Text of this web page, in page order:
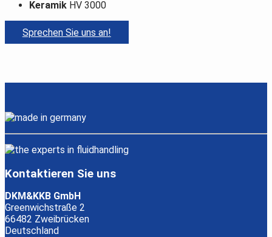
Keramik HV 3000
Sprechen Sie uns an!
Kontaktieren Sie uns
DKM&KKB GmbH
Greenwichstraße 2
66482 Zweibrücken
Deutschland